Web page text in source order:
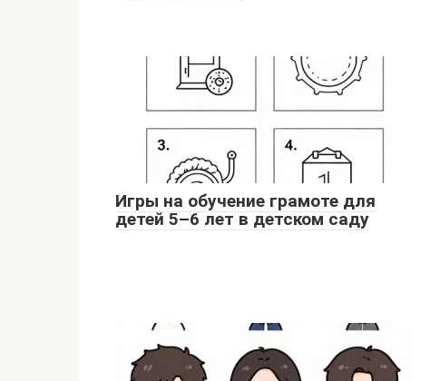
Игры на обучение грамоте для
детей 5–6 лет в детском саду